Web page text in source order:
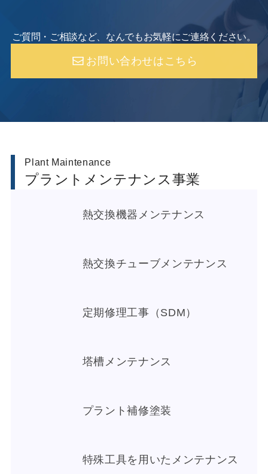
ご質問・ご相談など、なんでもお気軽にご連絡ください。
お問い合わせはこちら
Plant Maintenance
プラントメンテナンス事業
熱交換機器メンテナンス
熱交換チューブメンテナンス
定期修理工事（SDM）
塔槽メンテナンス
プラント補修塗装
特殊工具を用いたメンテナンス